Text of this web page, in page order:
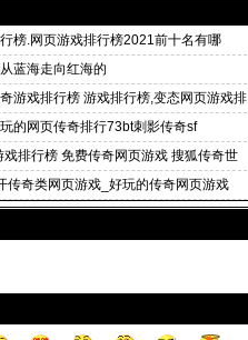
榜.网页游戏排行榜2021前十名有哪
蓝海走向红海的
游戏排行榜 游戏排行榜,变态网页游戏排
的网页传奇排行73bt刺影传奇sf
排行榜 免费传奇网页游戏 搜狐传奇世
传奇类网页游戏_好玩的传奇网页游戏